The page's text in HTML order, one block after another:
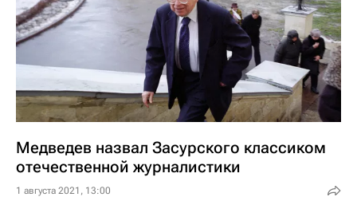
Медведев назвал Засурского классиком
отечественной журналистики
1 августа 2021, 13:00